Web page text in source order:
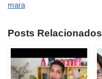
mara
Posts